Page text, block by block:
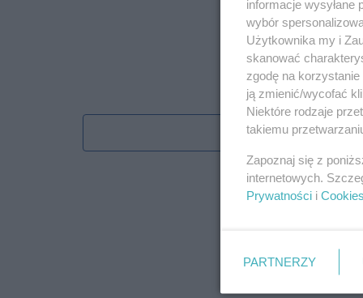
informacje wysyłane
wybór
Użytkownika my i
skanować
zgodę na
ją zmienić/wycofać
Niektóre rodzaje
takiemu
Zapoznaj się z
internetowych.
Prywatności i Cookies
PARTNERZY